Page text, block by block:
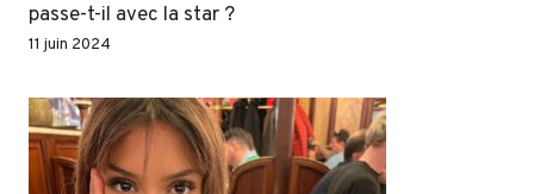
passe-t-il avec la star ?
11 juin 2024